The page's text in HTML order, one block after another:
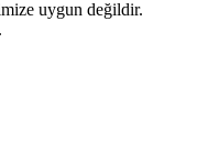
uygun değildir.